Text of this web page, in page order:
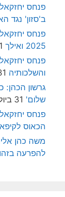
פנחס
ב'סזון' נגד
פנחס
2025 ואילך
1 באוגוסט 2026
פנחס
והשלכותיה 31
גרשון
שלום' 31 ביולי 2026
פנחס
הכאוס
משה כהן
להפרעה